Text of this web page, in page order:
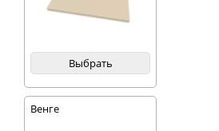
Выбрать
Венге